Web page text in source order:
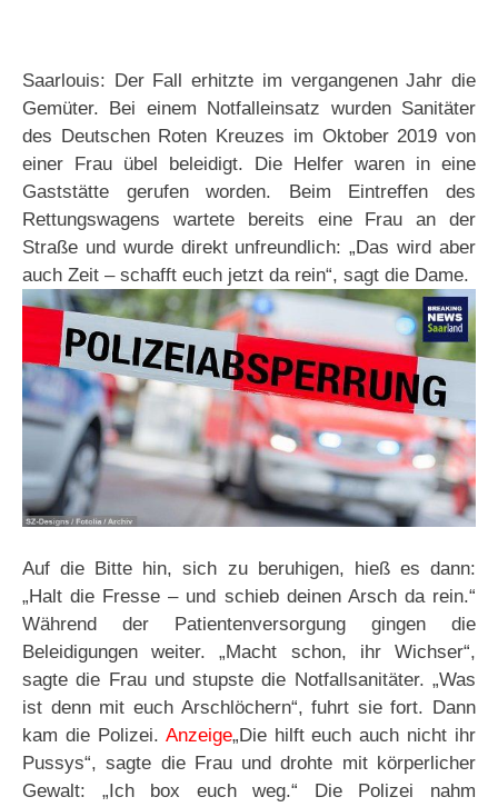
Saarlouis: Der Fall erhitzte im vergangenen Jahr die
Gemüter. Bei einem Notfalleinsatz wurden Sanitäter
des Deutschen Roten Kreuzes im Oktober 2019 von
einer Frau übel beleidigt. Die Helfer waren in eine
Gaststätte gerufen worden. Beim Eintreffen des
Rettungswagens wartete bereits eine Frau an der
Straße und wurde direkt unfreundlich: „Das wird aber
auch Zeit – schafft euch jetzt da rein“, sagt die Dame.
Auf die Bitte hin, sich zu beruhigen, hieß es dann:
„Halt die Fresse – und schieb deinen Arsch da rein.“
Während der Patientenversorgung gingen die
Beleidigungen weiter. „Macht schon, ihr Wichser“,
sagte die Frau und stupste die Notfallsanitäter. „Was
ist denn mit euch Arschlöchern“, fuhrt sie fort. Dann
kam die Polizei. Anzeige„Die hilft euch auch nicht ihr
Pussys“, sagte die Frau und drohte mit körperlicher
Gewalt: „Ich box euch weg.“ Die Polizei nahm